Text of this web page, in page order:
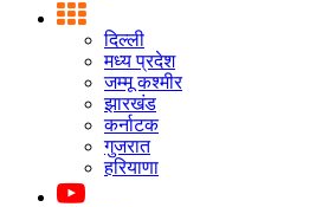
दिल्ली
मध्य प्रदेश
जम्मू कश्मीर
झारखंड
कर्नाटक
गुजरात
हरियाणा